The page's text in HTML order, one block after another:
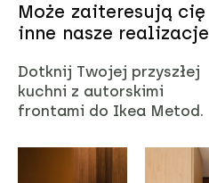
Może zaiteresują cię
inne nasze realizacje
Dotknij Twojej przyszłej
kuchni z autorskimi
frontami do Ikea Metod.